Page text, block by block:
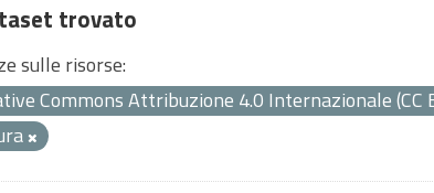
trovato
sulle risorse:
Commons Attribuzione 4.0 Internazionale (CC